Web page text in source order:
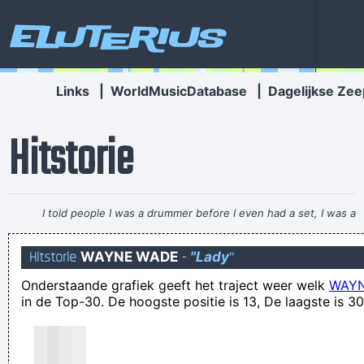
Eluterius
Links WorldMusicDatabase Dagelijkse
Hitstorie
I told people I was a drummer before I even had a set, I was a
mental drummer.~ Keith Moon
The 1993 Dance Review Megamix
Dat ze zoiets niet eerder op de mensheid hebben losgelaten!
oost west, ik doe thuis geen flikker en ons ma de rest
Hitstorie WAYNE WADE - "Lady"
Onderstaande grafiek geeft het traject weer welk
in de Top-30. De hoogste positie is 13, De laagste is